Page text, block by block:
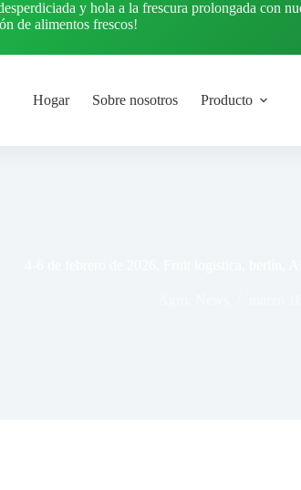
y hola a la frescura prolongada con
de alimentos frescos!
Hogar Sobre nosotros Producto